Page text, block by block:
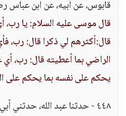
قابوس، عن أبيه، عن ابن عباس
قال موسى عليه السلام: يا رب،
قال:أكثرهم لي ذكرا قال: رب،
الراضي بما أعطيته قال: رب،
يحكم على نفسه بما يحكم على
٤٤٨ - حدثنا عبد الله، حدثني